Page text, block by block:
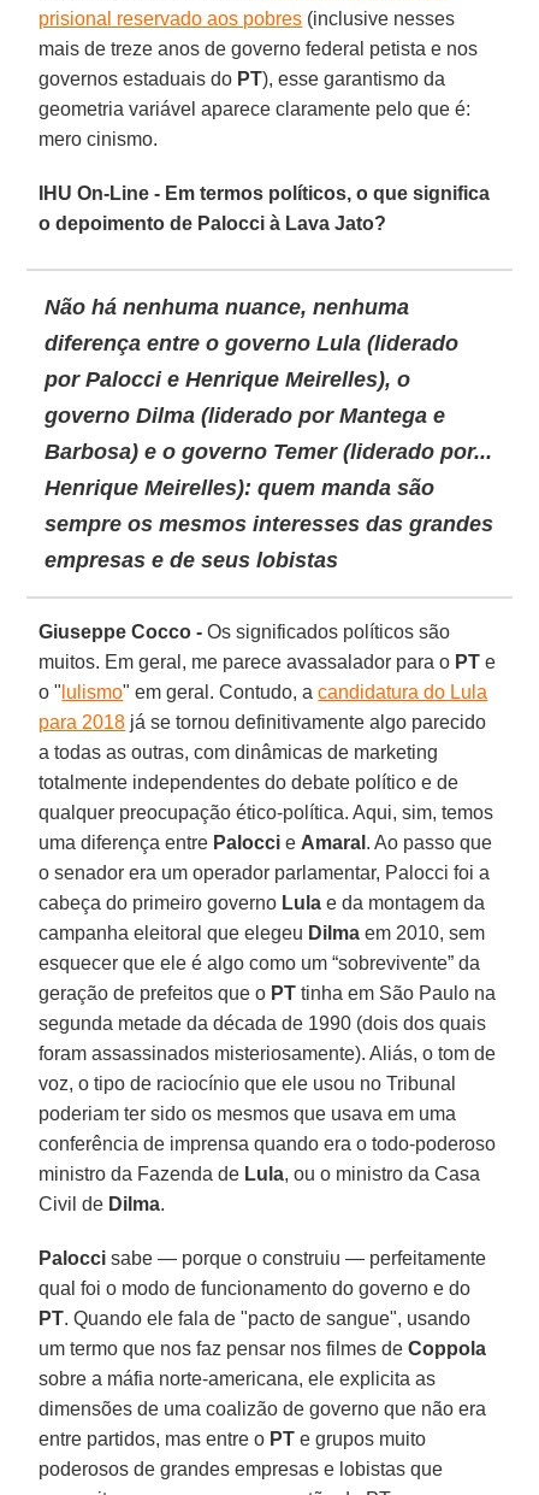
prisional reservado aos pobres (inclusive nesses
mais de treze anos de governo federal petista e nos
governos estaduais do PT), esse garantismo da
geometria variável aparece claramente pelo que é:
mero cinismo.
IHU On-Line - Em termos políticos, o que significa
o depoimento de Palocci à Lava Jato?
Não há nenhuma nuance, nenhuma
diferença entre o governo Lula (liderado
por Palocci e Henrique Meirelles), o
governo Dilma (liderado por Mantega e
Barbosa) e o governo Temer (liderado por...
Henrique Meirelles): quem manda são
sempre os mesmos interesses das grandes
empresas e de seus lobistas
Giuseppe Cocco - Os significados políticos são
muitos. Em geral, me parece avassalador para o PT e
o " lulismo" em geral. Contudo, acandidatura do Lula
para 2018 já se tornou definitivamente algo parecido
a todas as outras, com dinâmicas de marketing
totalmente independentes do debate político e de
qualquer preocupação ético-política. Aqui, sim, temos
uma diferença entre Palocci e Amaral . Ao passo que
o senador era um operador parlamentar, Palocci foi a
cabeça do primeiro governo Lula e da montagem da
campanha eleitoral que elegeu Dilma em 2010, sem
esquecer que ele é algo como um “sobrevivente” da
geração de prefeitos que o PT tinha em São Paulo na
segunda metade da década de 1990 (dois dos quais
foram assassinados misteriosamente). Aliás, o tom de
voz, o tipo de raciocínio que ele usou no Tribunal
poderiam ter sido os mesmos que usava em uma
conferência de imprensa quando era o todo-poderoso
ministro da Fazenda de Lula, ou o ministro da Casa
Civil de Dilma.
Palocci sabe — porque o construiu — perfeitamente
qual foi o modo de funcionamento do governo e do
PT. Quando ele fala de "pacto de sangue", usando
um termo que nos faz pensar nos filmes deCoppola
sobre a máfia norte-americana, ele explicita as
dimensões de uma coalizão de governo que não era
entre partidos, mas entre o PT e grupos muito
poderosos de grandes empresas e lobistas que